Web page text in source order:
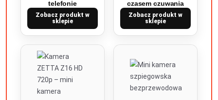
telefonie
Zobacz produkt w
sklepie
czasem czuwania
Zobacz produkt w
sklepie